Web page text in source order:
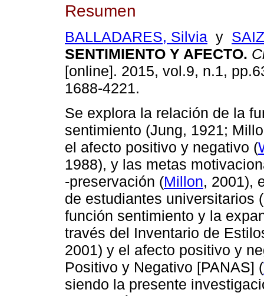
Resumen
BALLADARES, Silvia y
SENTIMIENTO Y AFECTO.
[online]. 2015, vol.9, n.1,
1688-4221.
Se explora la relación de la
sentimiento (Jung, 1921;
el afecto positivo y negativo (
1988), y las metas
-preservación (Millon, 2001),
de estudiantes universitarios
función sentimiento y la
través del Inventario de
2001) y el afecto positivo y
Positivo y Negativo [PANAS] (
siendo la presente